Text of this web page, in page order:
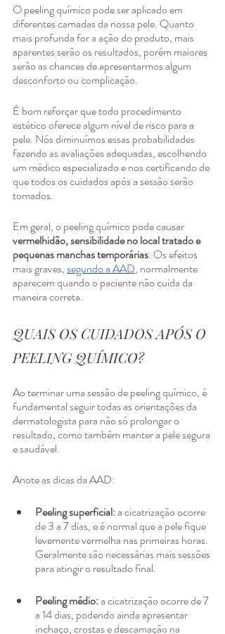
O peeling químico pode ser aplicado em
diferentes camadas da nossa pele. Quanto
mais profunda for a ação do produto, mais
aparentes serão os resultados, porém maiores
serão as chances de apresentarmos algum
desconforto ou complicação.
É bom reforçar que todo procedimento
estético oferece algum nível de risco para a
pele. Nós diminuímos essas probabilidades
fazendo as avaliações adequadas, escolhendo
um médico especializado e nos certificando de
que todos os cuidados após a sessão serão
tomados.
Em geral, o peeling químico pode causar
vermelhidão, sensibilidade no local tratado e
pequenas manchas temporárias. Os efeitos
mais graves, segundo a AAD, normalmente
aparecem quando o paciente não cuida da
maneira correta.
QUAIS OS CUIDADOS APÓS O
PEELING QUÍMICO?
Ao terminar uma sessão de peeling químico, é
fundamental seguir todas as orientações da
dermatologista para não só prolongar o
resultado, como também manter a pele segura
e saudável.
Anote as dicas da AAD:
Peeling superficial: a cicatrização ocorre
de 3 a 7 dias, e é normal que a pele fique
levemente vermelha nas primeiras horas.
Geralmente são necessárias mais sessões
para atingir o resultado final.
Peeling médio: a cicatrização ocorre de 7
a 14 dias, podendo ainda apresentar
inchaço, crostas e descamação na